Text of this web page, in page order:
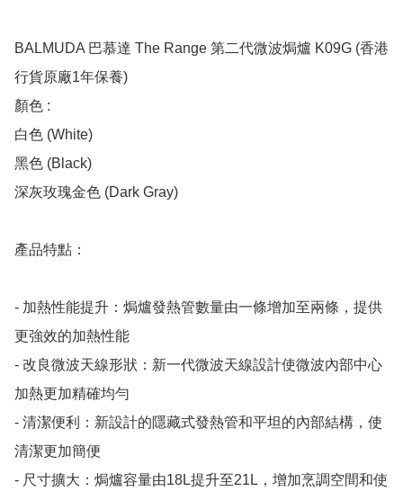
BALMUDA 巴慕達 The Range 第二代微波焗爐 K09G (香港
行貨原廠1年保養)
顏色 :
白色 (White)
黑色 (Black)
深灰玫瑰金色 (Dark Gray)
產品特點：
- 加熱性能提升：焗爐發熱管數量由一條增加至兩條，提供
更強效的加熱性能
- 改良微波天線形狀：新一代微波天線設計使微波內部中心
加熱更加精確均勻
- 清潔便利：新設計的隱藏式發熱管和平坦的內部結構，使
清潔更加簡便
- 尺寸擴大：焗爐容量由18L提升至21L，增加烹調空間和使